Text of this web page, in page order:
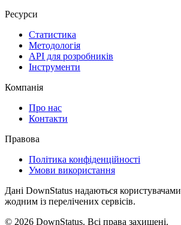
Ресурси
Статистика
Методологія
API для розробників
Інструменти
Компанія
Про нас
Контакти
Правова
Політика конфіденційності
Умови використання
Дані DownStatus надаються
жодним із перелічених сервісів.
© 2026 DownStatus. Всі права захищені.